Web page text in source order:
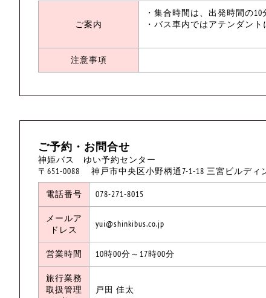
ご案内
・集合時間は、出発時間の
・バス車内ではアテンダン
注意事項
ご予約・お問合せ
神姫バス ゆい予約センター
〒651-0088 神戸市中央区小野柄通7-1-18 三宮ビルディ
電話番号 078-271-8015
メールア
ドレス
yui@shinkibus.co.jp
営業時間 10時00分～17時00分
旅行業務
取扱管理
戸田 佳太